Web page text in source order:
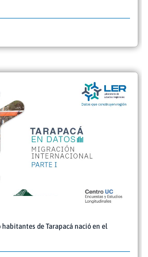
habitantes de Tarapacá nació en el